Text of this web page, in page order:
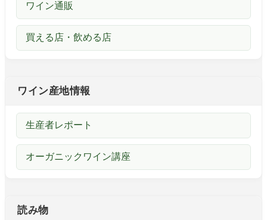
ワイン通販
買える店・飲める店
ワイン産地情報
生産者レポート
オーガニックワイン講座
読み物